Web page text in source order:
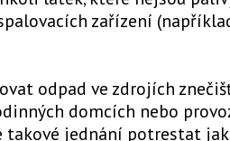
zařízení
odpad ve zdrojích
domcích nebo
takové jednání potrestat